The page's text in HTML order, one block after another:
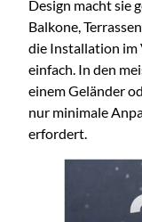
Design macht sie
Balkone,
die Installation im
einfach. In den
einem Geländer
nur minimale
erfordert.